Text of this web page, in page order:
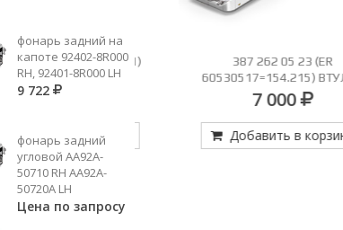
14 (ER 60530081)
ПЕР. 30З.
6 611
в корзину
387 262 05 23 (ER
60530517=154.215) ВТУЛКА
СКОЛЬЗЯЩАЯ 3-4 ПЕР.60З.=387 262
15 23 (60530811)
7 000
Добавить в корзину
фонарь задний на
капоте 92402-8R000
RH, 92401-8R000 LH
9 722
фонарь задний
угловой AA92A-
50710 RH AA92A-
50720A LH
Цена по запросу